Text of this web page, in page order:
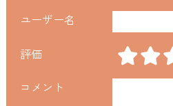
ユーザー名
評価
コメント